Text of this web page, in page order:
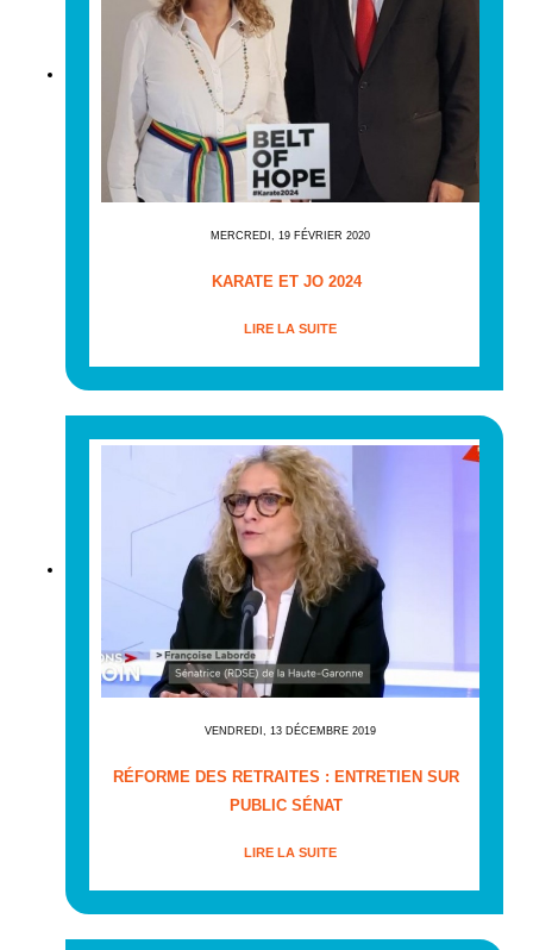
MERCREDI, 19 FÉVRIER 2020
KARATE ET JO 2024
LIRE LA SUITE
VENDREDI, 13 DÉCEMBRE 2019
RÉFORME DES RETRAITES : ENTRETIEN SUR
PUBLIC SÉNAT
LIRE LA SUITE